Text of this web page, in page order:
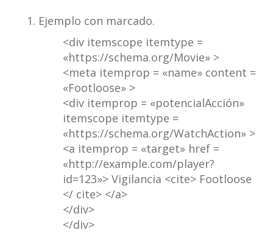
Ejemplo con marcado.
<div itemscope itemtype =
«https://schema.org/Movie» >
<meta itemprop = «name» content =
«Footloose» >
<div itemprop = «potencialAcción»
itemscope itemtype =
«https://schema.org/WatchAction» >
<a itemprop = «target» href =
«http://example.com/player?
id=123»> Vigilancia <cite> Footloose
</ cite> </a>
</div>
</div>